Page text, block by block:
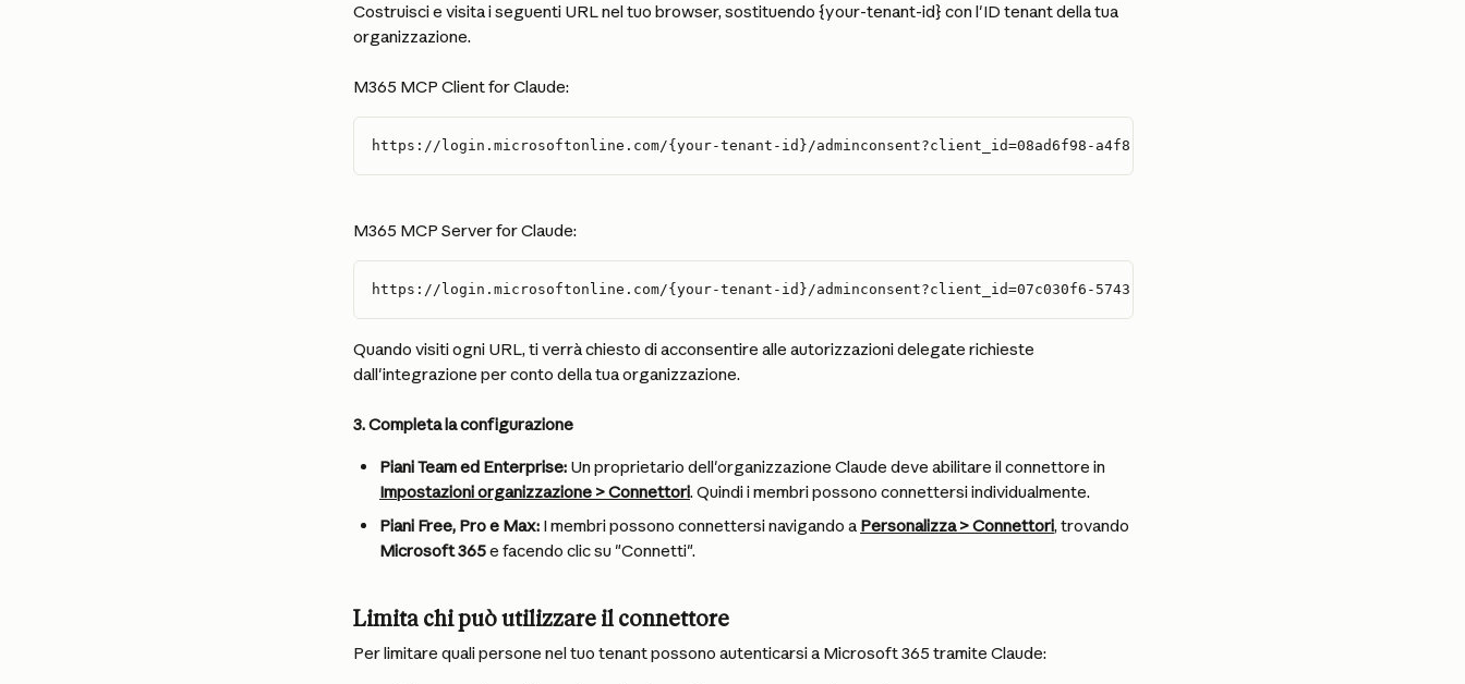
Costruisci e visita i seguenti URL nel tuo browser, sostituendo {your-tenant-id} con l'ID tenant della tua
organizzazione.
M365 MCP Client for Claude:
https://login.microsoftonline.com/{your-tenant-id}/adminconsent?client_id=08ad6f98-a4f8-4635-bb8d-f1a3044760f0
M365 MCP Server for Claude:
https://login.microsoftonline.com/{your-tenant-id}/adminconsent?client_id=07c030f6-5743-41b7-ba00-0a6e85f37c17
Quando visiti ogni URL, ti verrà chiesto di acconsentire alle autorizzazioni delegate richieste
dall'integrazione per conto della tua organizzazione.
3. Completa la configurazione
Piani Team ed Enterprise: Un proprietario dell'organizzazione Claude deve abilitare il connettore in
Impostazioni organizzazione > Connettori. Quindi i membri possono connettersi individualmente.
Piani Free, Pro e Max: I membri possono connettersi navigando a Personalizza > Connettori, trovando
Microsoft 365 e facendo clic su "Connetti".
Limita chi può utilizzare il connettore
Per limitare quali persone nel tuo tenant possono autenticarsi a Microsoft 365 tramite Claude: